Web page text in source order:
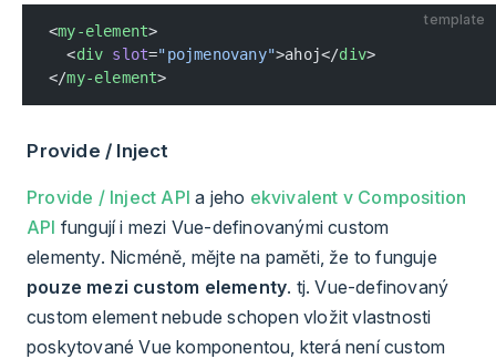
template
<my-element>
  <
div slot="pojmenovany">ahoj</div>
</my-element>
Provide / Inject
Provide / Inject API a jeho ekvivalent v Composition
API fungují i mezi Vue-definovanými custom
elementy. Nicméně, mějte na paměti, že to funguje
pouze mezi custom elementy. tj. Vue-definovaný
custom element nebude schopen vložit vlastnosti
poskytované Vue komponentou, která není custom